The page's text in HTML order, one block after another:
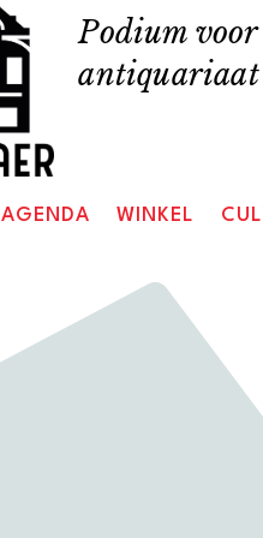
Podium
antiquariaat
AGENDA WINKEL